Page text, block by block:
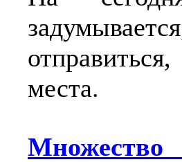
места.